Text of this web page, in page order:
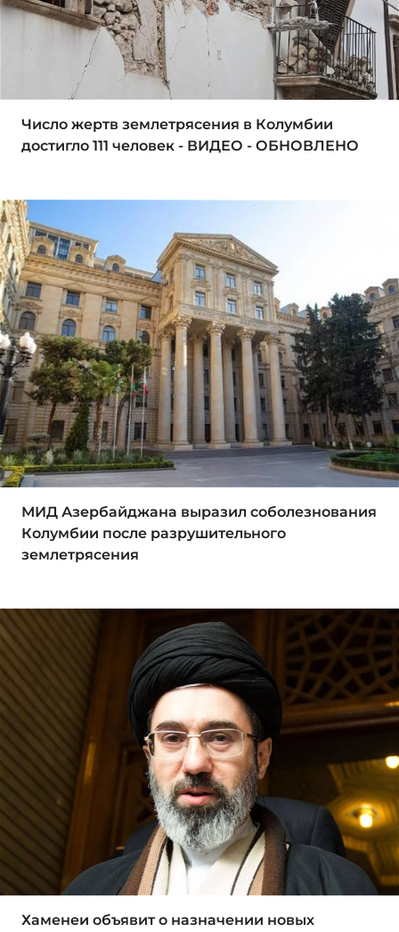
Число жертв землетрясения в Колумбии
достигло 111 человек - ВИДЕО - ОБНОВЛЕНО
МИД Азербайджана выразил соболезнования
Колумбии после разрушительного
землетрясения
Хаменеи объявит о назначении новых